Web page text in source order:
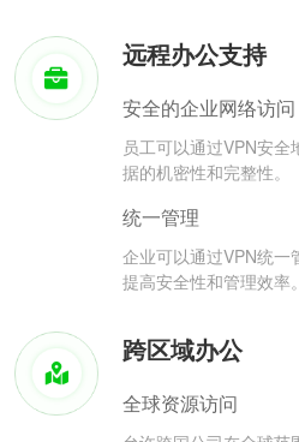
远程办公支持
安全的企业网络访问
员工可以通过VPN安
据的机密性和完整性。
统一管理
企业可以通过VPN统一
提高安全性和管理效率。
跨区域办公
全球资源访问